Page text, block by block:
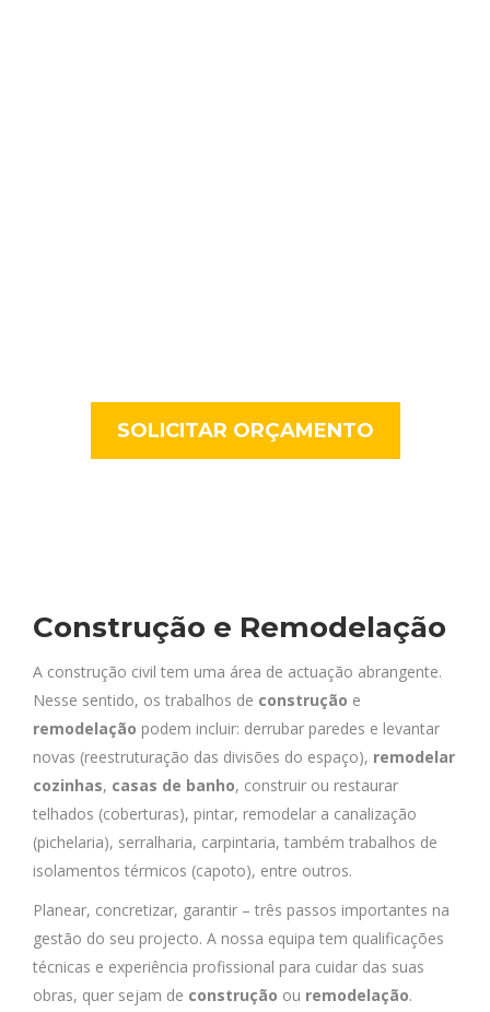
SOLICITAR ORÇAMENTO
Construção e Remodelação
A construção civil tem uma área de actuação abrangente.
Nesse sentido, os trabalhos de construção e
remodelação podem incluir: derrubar paredes e levantar
novas (reestruturação das divisões do espaço), remodelar
cozinhas, casas de banho, construir ou restaurar
telhados (coberturas), pintar, remodelar a canalização
(pichelaria), serralharia, carpintaria, também trabalhos de
isolamentos térmicos (capoto), entre outros.
Planear, concretizar, garantir – três passos importantes na
gestão do seu projecto. A nossa equipa tem qualificações
técnicas e experiência profissional para cuidar das suas
obras, quer sejam de construção ou remodelação.